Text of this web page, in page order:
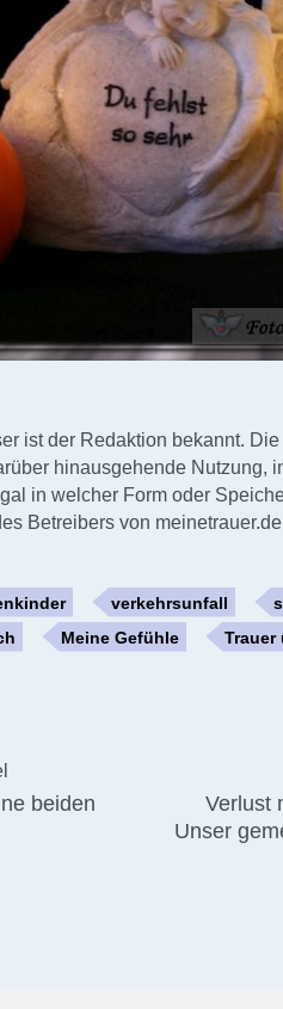
ist der Redaktion bekannt.
hinausgehende Nutzung,
in welcher Form oder
Betreibers von
verkehrsunfall
Meine Gefühle Trauer
beiden
Verlust
Unser